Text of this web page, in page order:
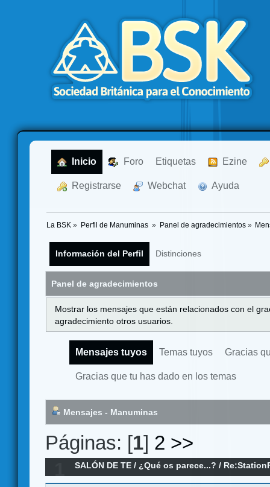
Inicio Foro Etiquetas Ezine
Registrarse Webchat Ayuda
La BSK » Perfil de Manuminas » Panel de agradecimientos»
Información del Perfil Distinciones
Panel de agradecimientos
Mostrar los mensajes que están relacionados con el
agradecimiento otros usuarios.
Mensajes tuyos Temas tuyos Gracias
Gracias que tu has dado en los temas
Mensajes - Manuminas
Páginas: [1] 2 >>
SALÓN DE TE /¿Qué os parece...? /